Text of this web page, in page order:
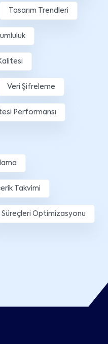
Tasarım Trendleri
Veri Şifreleme
Performansı
Takvimi
Süreçleri Optimizasyonu